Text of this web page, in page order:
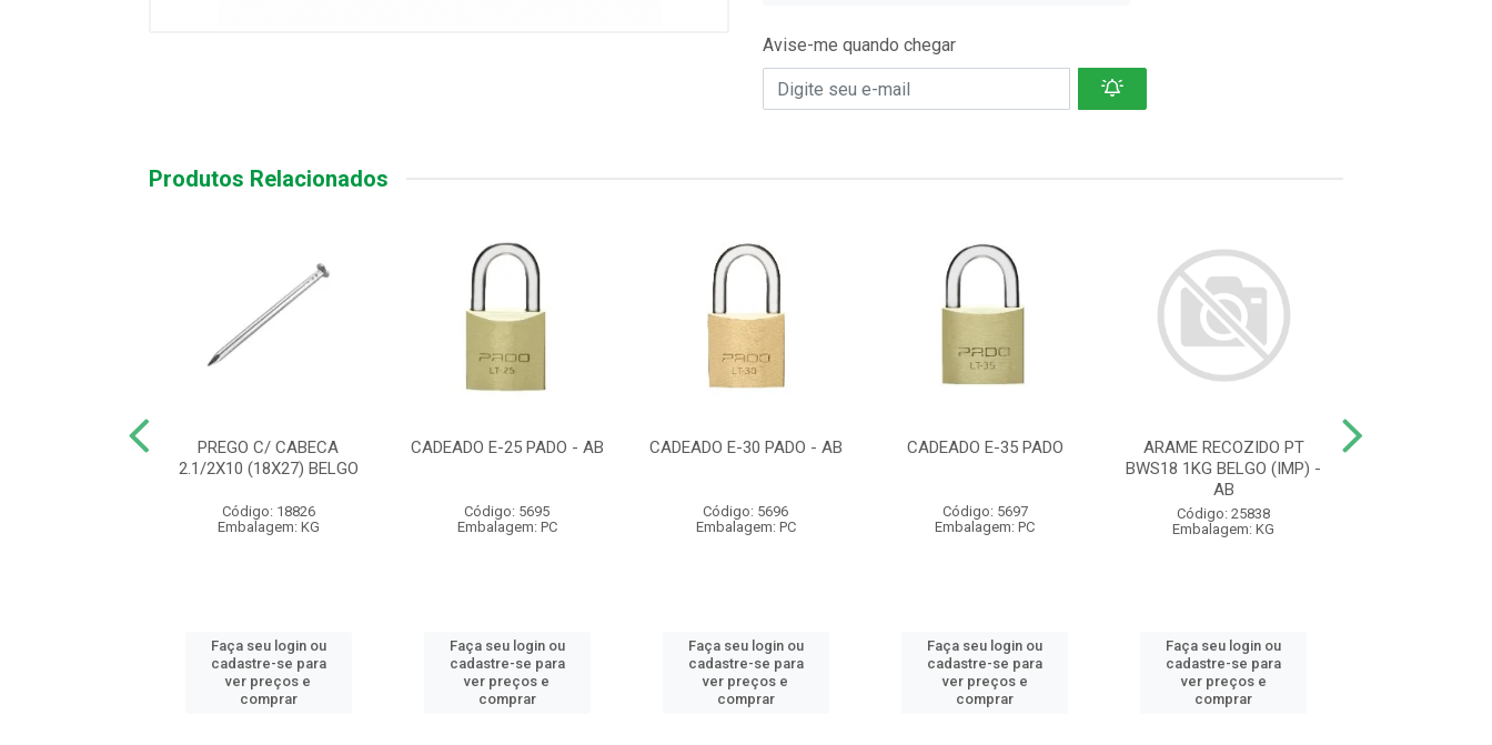
Avise-me quando chegar
Produtos Relacionados
PREGO C/ CABECA
2.1/2X10 (18X27) BELGO
Código: 18826
Embalagem: KG
Faça seu login ou
cadastre-se para
ver preços e
comprar
CADEADO E-25 PADO - AB
Código: 5695
Embalagem: PC
Faça seu login ou
cadastre-se para
ver preços e
comprar
CADEADO E-30 PADO - AB
Código: 5696
Embalagem: PC
Faça seu login ou
cadastre-se para
ver preços e
comprar
CADEADO E-35 PADO
Código: 5697
Embalagem: PC
Faça seu login ou
cadastre-se para
ver preços e
comprar
ARAME RECOZIDO PT
BWS18 1KG BELGO (IMP) -
AB
Código: 25838
Embalagem: KG
Faça seu login ou
cadastre-se para
ver preços e
comprar